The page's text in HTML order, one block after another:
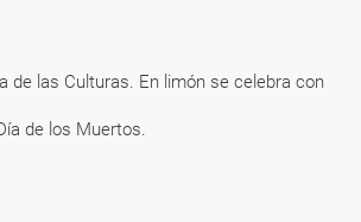
las Culturas. En limón se celebra con
de los Muertos.